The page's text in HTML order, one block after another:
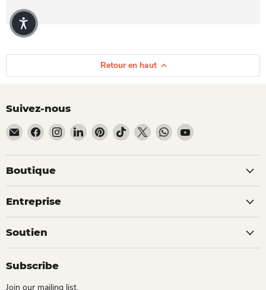
Retour en haut
Suivez-nous
Email Dio Kollections
Trouvez-nous sur Facebook
Trouvez-nous sur Instagram
Trouvez-nous sur LinkedIn
Trouvez-nous sur Pinterest
Trouvez-nous sur TikTok
Trouvez-nous sur X
Trouvez-nous sur
Trouvez-nous sur
Boutique
Entreprise
Soutien
Subscribe
Join our mailing list.